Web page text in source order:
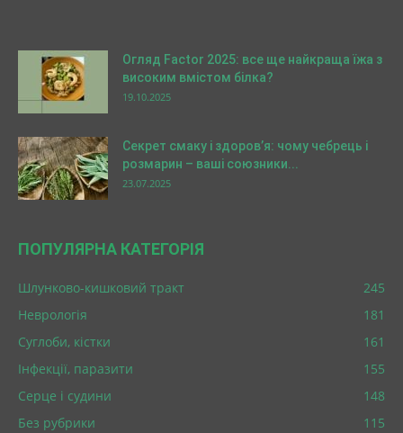
Огляд Factor 2025: все ще найкраща їжа з
високим вмістом білка?
19.10.2025
Секрет смаку і здоров’я: чому чебрець і
розмарин – ваші союзники...
23.07.2025
ПОПУЛЯРНА КАТЕГОРІЯ
Шлунково-кишковий тракт
245
Неврологія
181
Суглоби, кістки
161
Інфекції, паразити
155
Серце і судини
148
Без рубрики
115